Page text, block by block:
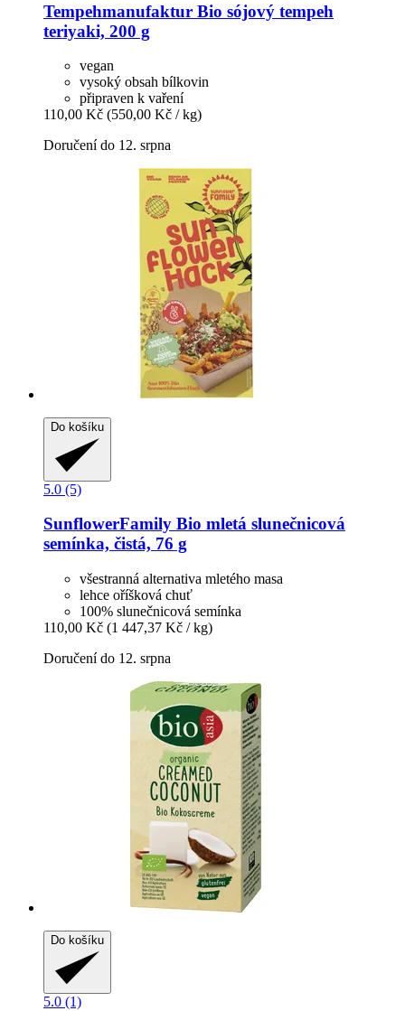
Tempehmanufaktur Bio sójový tempeh
teriyaki, 200 g
vegan
vysoký obsah bílkovin
připraven k vaření
110,00 Kč (550,00 Kč / kg)
Doručení do 12. srpna
Do košíku
5.0 (5)
SunflowerFamily Bio mletá slunečnicová
semínka, čistá, 76 g
všestranná alternativa mletého masa
lehce oříšková chuť
100% slunečnicová semínka
110,00 Kč (1 447,37 Kč / kg)
Doručení do 12. srpna
Do košíku
5.0 (1)